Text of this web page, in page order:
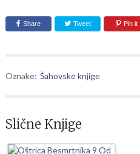
Share Tweet Pin it
Oznake: Šahovske knjige
Slične Knjige